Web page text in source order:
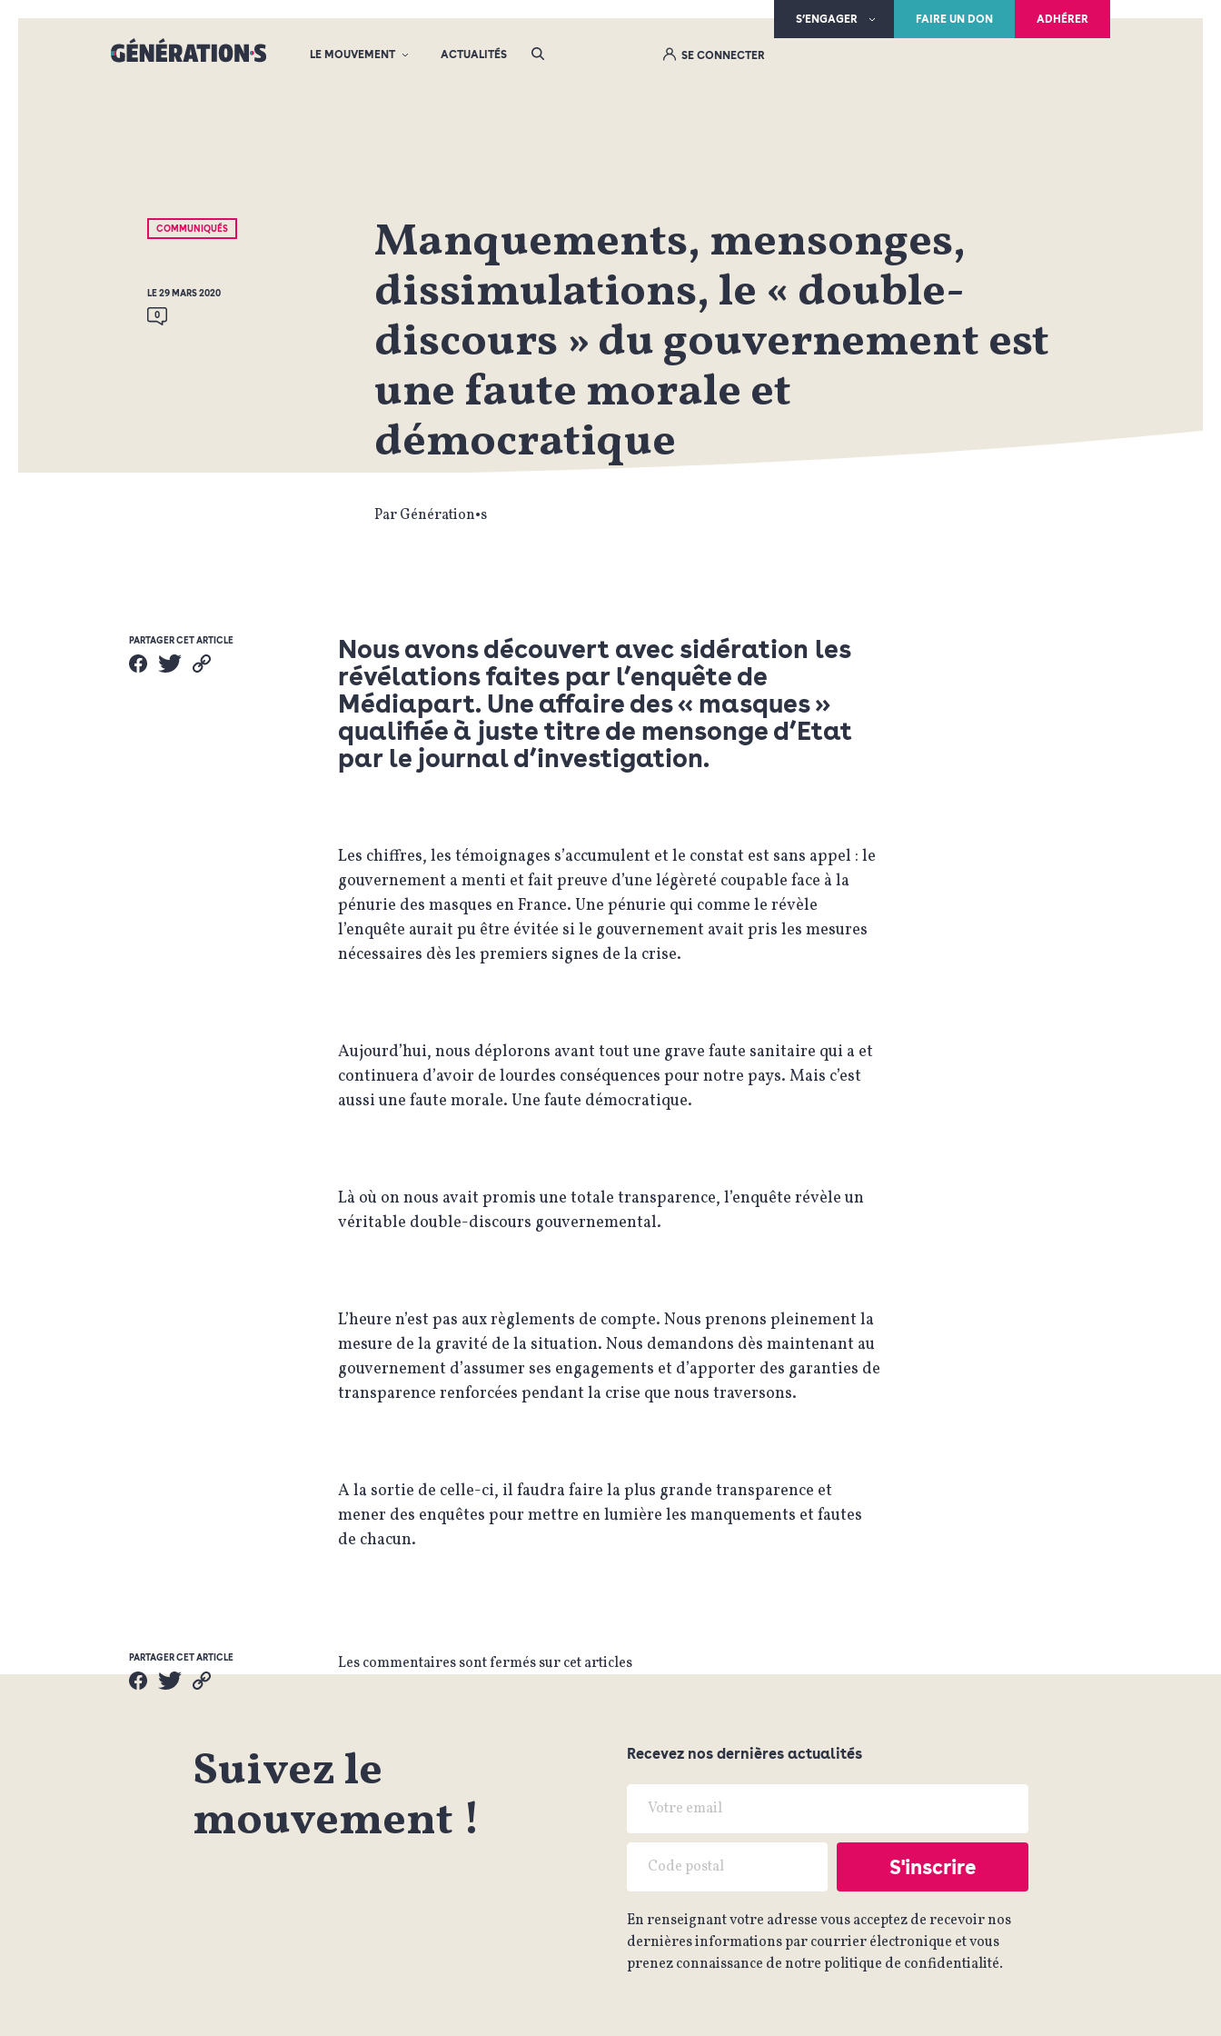
S’ENGAGER FAIRE UN DON ADHÉRER
LE MOUVEMENT ACTUALITÉS SE CONNECTER
COMMUNIQUÉS
LE 29 MARS 2020
0
Manquements, mensonges,
dissimulations, le « double-
discours » du gouvernement est
une faute morale et
démocratique
Par Génération•s
PARTAGER CET ARTICLE
Nous avons découvert avec sidération les
révélations faites par l’enquête de
Médiapart. Une affaire des « masques »
qualifiée à juste titre de mensonge d’Etat
par le journal d’investigation.
Les chiffres, les témoignages s’accumulent et le constat est sans appel : le
gouvernement a menti et fait preuve d’une légèreté coupable face à la
pénurie des masques en France. Une pénurie qui comme le révèle
l’enquête aurait pu être évitée si le gouvernement avait pris les mesures
nécessaires dès les premiers signes de la crise.
Aujourd’hui, nous déplorons avant tout une grave faute sanitaire qui a et
continuera d’avoir de lourdes conséquences pour notre pays. Mais c’est
aussi une faute morale. Une faute démocratique.
Là où on nous avait promis une totale transparence, l’enquête révèle un
véritable double-discours gouvernemental.
L’heure n’est pas aux règlements de compte. Nous prenons pleinement la
mesure de la gravité de la situation. Nous demandons dès maintenant au
gouvernement d’assumer ses engagements et d’apporter des garanties de
transparence renforcées pendant la crise que nous traversons.
A la sortie de celle-ci, il faudra faire la plus grande transparence et
mener des enquêtes pour mettre en lumière les manquements et fautes
de chacun.
PARTAGER CET ARTICLE Les commentaires sont fermés sur cet articles
Suivez le
mouvement !
Recevez nos dernières actualités
En renseignant votre adresse vous acceptez de recevoir nos
dernières informations par courrier électronique et vous
prenez connaissance de notre politique de confidentialité.